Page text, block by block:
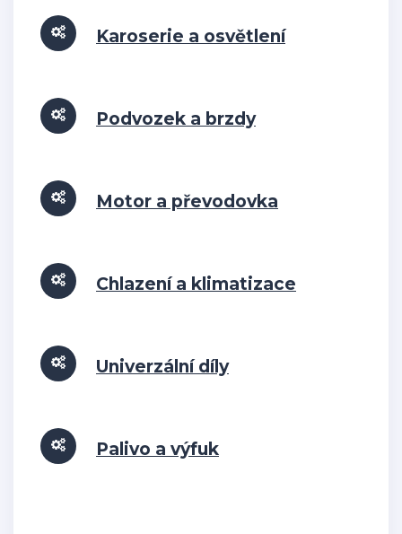
Karoserie a osvětlení
Podvozek a brzdy
Motor a převodovka
Chlazení a klimatizace
Univerzální díly
Palivo a výfuk